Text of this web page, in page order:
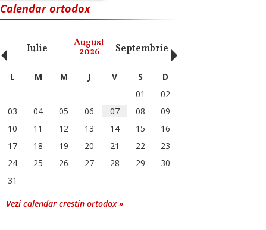
Calendar ortodox
Iulie August
2026 Septembrie Octombrie
‹ L M M J V S
D
01
02
03
04 05 06 07 08
09
10
11 12 13 14 15
16
17
18 19 20 21 22
23
24
25 26 27 28 29
30
31
Vezi calendar crestin ortodox »